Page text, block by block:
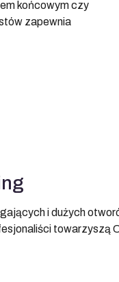
końcowym czy
zapewnia
i dużych
towarzyszą